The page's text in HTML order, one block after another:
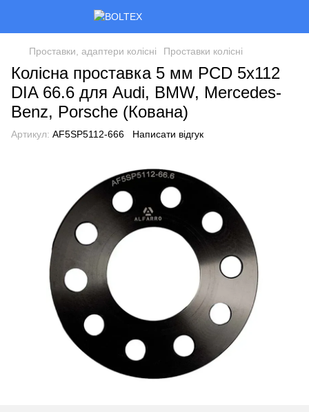
Проставки, адаптери колісні Проставки колісні
Колісна проставка 5 мм PCD 5x112
DIA 66.6 для Audi, BMW, Mercedes-
Benz, Porsche (Кована)
Артикул: AF5SP5112-666 Написати відгук